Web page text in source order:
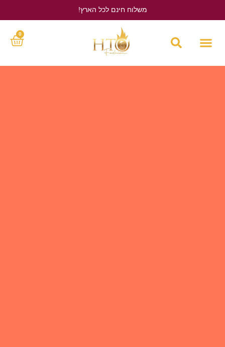
משלוח חינם לכל הארץ!
0